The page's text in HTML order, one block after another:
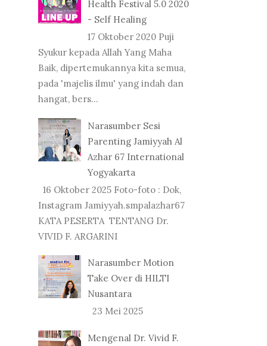
Health Festival 5.0 2020
- Self Healing
17 Oktober 2020 Puji
Syukur kepada Allah Yang Maha
Baik, dipertemukannya kita semua,
pada 'majelis ilmu' yang indah dan
hangat, bers...
Narasumber Sesi
Parenting Jamiyyah Al
Azhar 67 International
Yogyakarta
16 Oktober 2025 Foto-foto : Dok,
Instagram Jamiyyah.smpalazhar67
KATA PESERTA TENTANG Dr.
VIVID F. ARGARINI
Narasumber Motion
Take Over di HILTI
Nusantara
23 Mei 2025
Mengenal Dr. Vivid F.